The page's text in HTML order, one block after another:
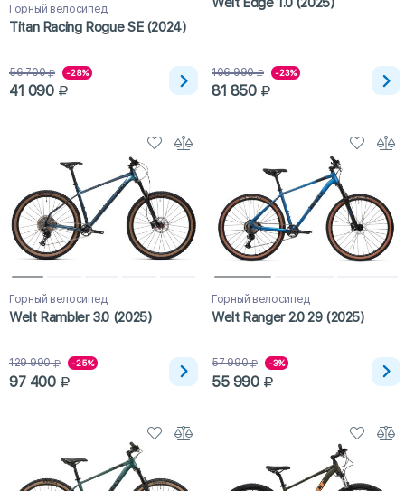
Горный велосипед
Titan Racing Rogue SE (2024)
56 700 -28%
41 090
106 990 -23%
81 850
Горный велосипед
Welt Rambler 3.0 (2025)
129 990 -25%
97 400
Горный велосипед
Welt Ranger 2.0 29 (2025)
57 990 -3%
55 990